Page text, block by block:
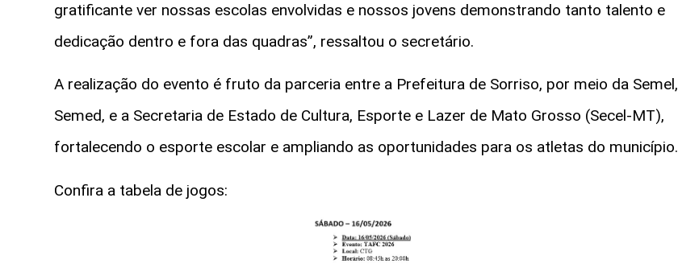
gratificante ver nossas escolas envolvidas e nossos jovens demonstrando tanto talento e
dedicação dentro e fora das quadras”, ressaltou o secretário.
A realização do evento é fruto da parceria entre a Prefeitura de Sorriso, por meio da Semel,
Semed, e a Secretaria de Estado de Cultura, Esporte e Lazer de Mato Grosso (Secel-MT),
fortalecendo o esporte escolar e ampliando as oportunidades para os atletas do município.
Confira a tabela de jogos: